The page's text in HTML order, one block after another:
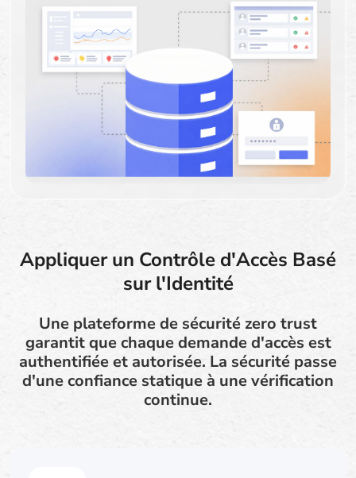
Appliquer un Contrôle d'Accès Basé
sur l'Identité
Une plateforme de sécurité zero trust
garantit que chaque demande d'accès est
authentifiée et autorisée. La sécurité passe
d'une confiance statique à une vérification
continue.